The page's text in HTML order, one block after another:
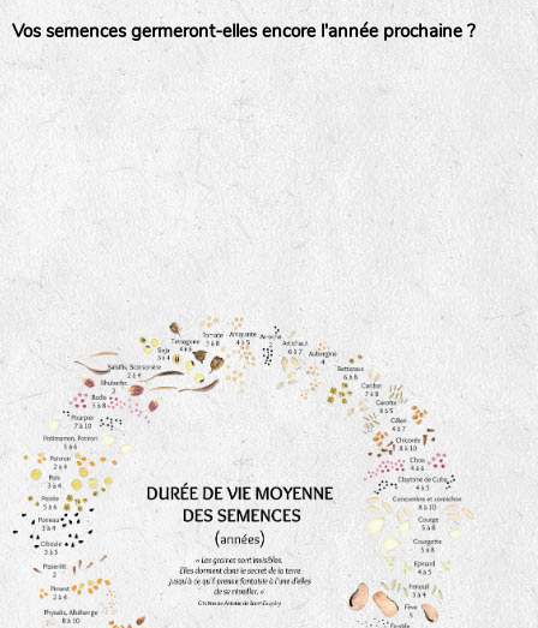
Vos semences germeront-elles encore l'année prochaine ?
tas de compost
animaux domestiques
animaux sauvages
biodiversité cultivée